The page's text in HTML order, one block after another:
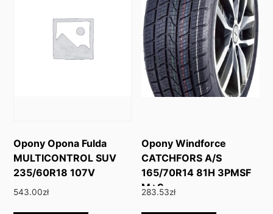
Opony Opona Fulda
MULTICONTROL SUV
235/60R18 107V
543.00zł
Opony Windforce
CATCHFORS A/S
165/70R14 81H 3PMSF
M+S
283.53zł